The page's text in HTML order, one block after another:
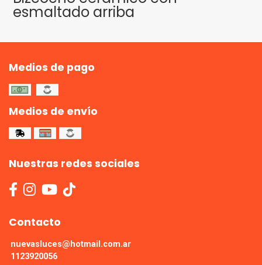
esmaltado arriba
Medios de pago
Medios de envío
Nuestras redes sociales
Contacto
nuevasluces@hotmail.com.ar
1123920056